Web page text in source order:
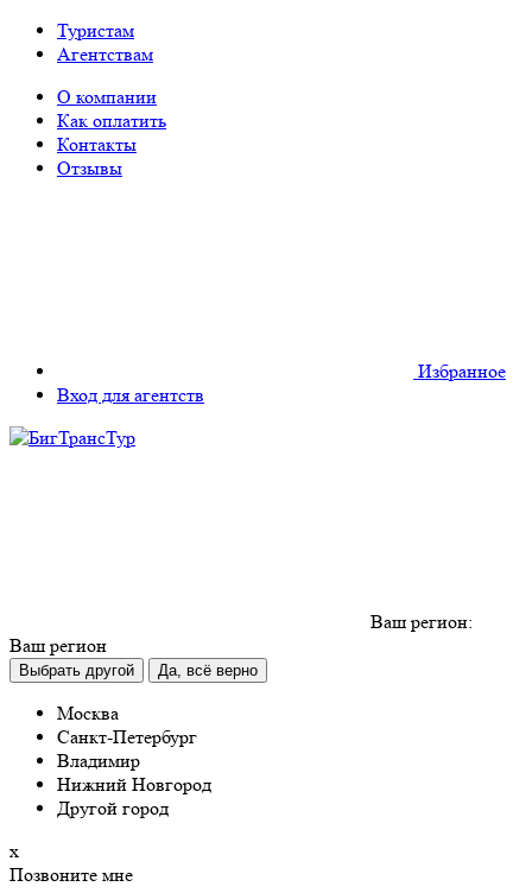
Туристам
Агентствам
О компании
Как оплатить
Контакты
Отзывы
Избранное
Вход для агентств
Ваш регион:
Ваш регион
Выбрать другой Да, всё верно
Москва
Санкт-Петербург
Владимир
Нижний Новгород
Другой город
х
Позвоните мне